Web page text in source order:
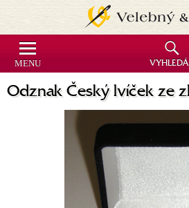
Odznak Český lvíček ze
MENU